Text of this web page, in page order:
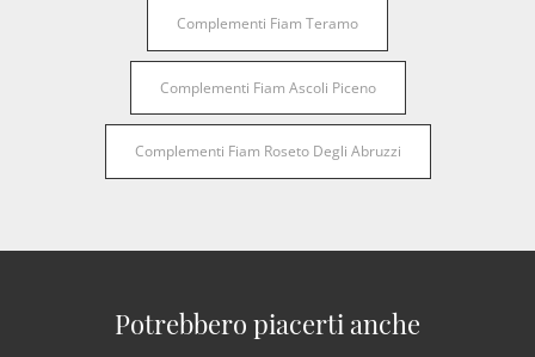
Complementi Fiam Teramo
Complementi Fiam Ascoli Piceno
Complementi Fiam Roseto Degli Abruzzi
Potrebbero piacerti anche